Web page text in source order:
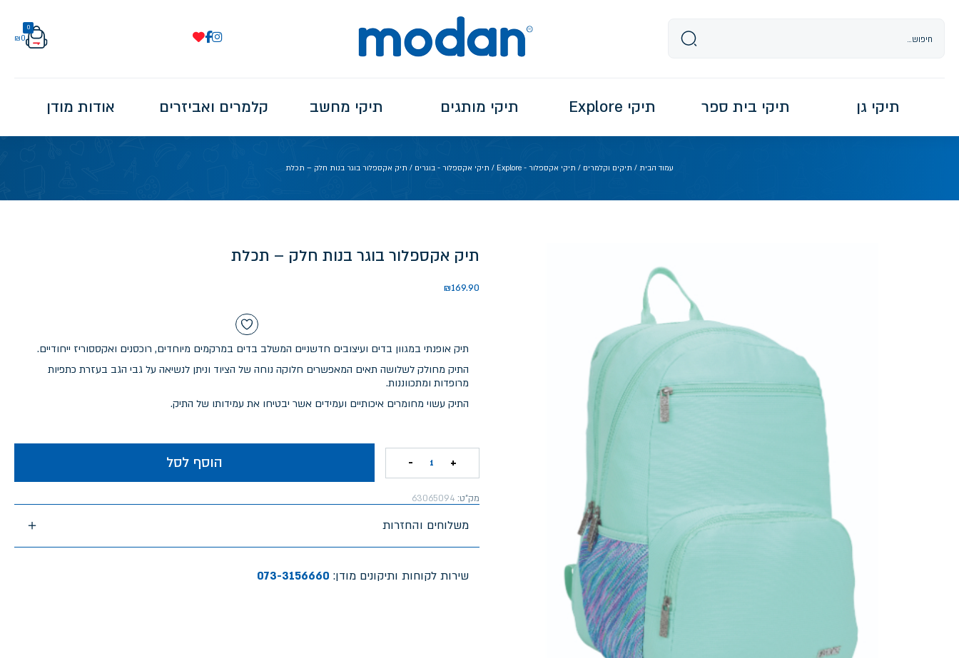
0
₪0
תיקי גן תיקי בית ספר תיקי Explore תיקי מותגים תיקי מחשב קלמרים ואביזרים אודות מודן
עמוד הבית / תיקים וקלמרים / תיקי אקספלור - Explore / תיקי אקספלור - בוגרים / תיק אקספלור בוגר בנות חלק – תכלת
תיק אקספלור בוגר בנות חלק – תכלת
₪169.90
תיק אופנתי במגוון בדים ועיצובים חדשניים המשלב בדים במרקמים מיוחדים, רוכסנים ואקססוריז ייחודיים.
התיק מחולק לשלושה תאים המאפשרים חלוקה נוחה של הציוד וניתן לנשיאה על גבי הגב בעזרת כתפיות
מרופדות ומתכווננות.
התיק עשוי מחומרים איכותיים ועמידים אשר יבטיחו את עמידותו של התיק.
הוסף לסל +
1
-
מק"ט: 63065094
משלוחים והחזרות
שירות לקוחות ותיקונים מודן: 073-3156660